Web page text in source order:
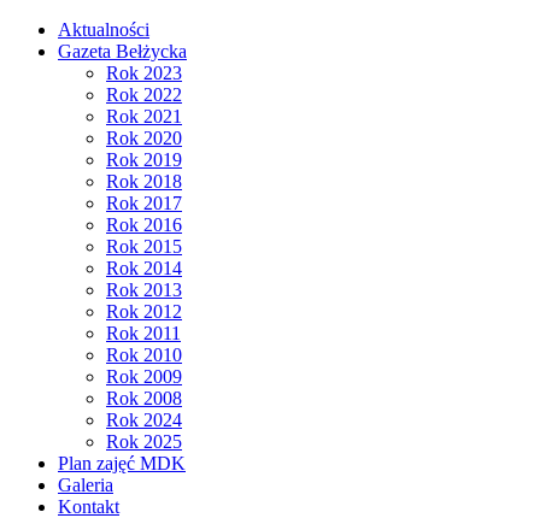
Aktualności
Gazeta Bełżycka
Rok 2023
Rok 2022
Rok 2021
Rok 2020
Rok 2019
Rok 2018
Rok 2017
Rok 2016
Rok 2015
Rok 2014
Rok 2013
Rok 2012
Rok 2011
Rok 2010
Rok 2009
Rok 2008
Rok 2024
Rok 2025
Plan zajęć MDK
Galeria
Kontakt